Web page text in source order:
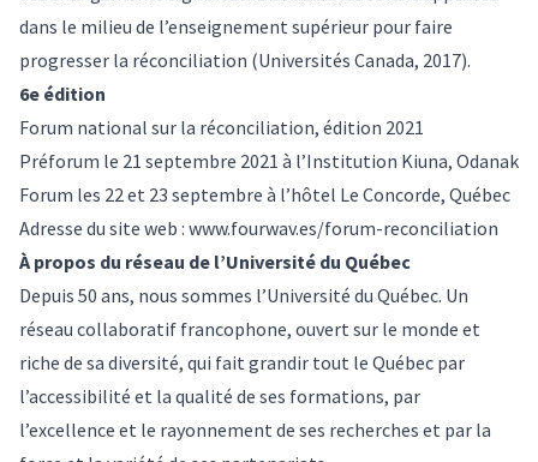
dans le milieu de l’enseignement supérieur pour faire
progresser la réconciliation (Universités Canada, 2017).
6e édition
Forum national sur la réconciliation, édition 2021
Préforum le 21 septembre 2021 à l’Institution Kiuna, Odanak
Forum les 22 et 23 septembre à l’hôtel Le Concorde, Québec
Adresse du site web : www.fourwav.es/forum-reconciliation
À propos du réseau de l’Université du Québec
Depuis 50 ans, nous sommes l’Université du Québec. Un
réseau collaboratif francophone, ouvert sur le monde et
riche de sa diversité, qui fait grandir tout le Québec par
l’accessibilité et la qualité de ses formations, par
l’excellence et le rayonnement de ses recherches et par la